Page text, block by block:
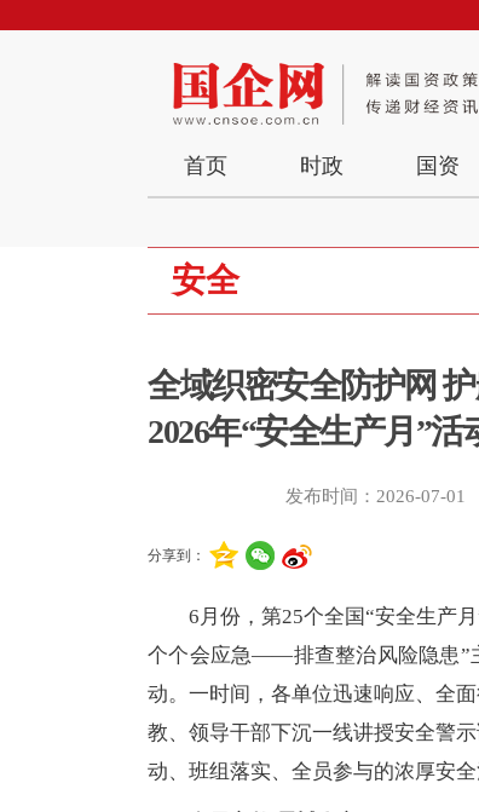
首页 时政 国资
安全
全域织密安全防护网
2026年“安全生产月”活
发布时间：2026-07-01
分享到：
6月份，第25个全国“安全生产
个个会应急——排查整治风险隐患”
动。一时间，各单位迅速响应、全
教、领导干部下沉一线讲授安全警
动、班组落实、全员参与的浓厚安全